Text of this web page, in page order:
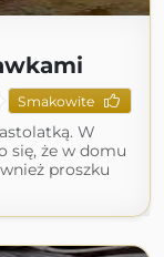
Smakowite
W
się, że w domu
proszku